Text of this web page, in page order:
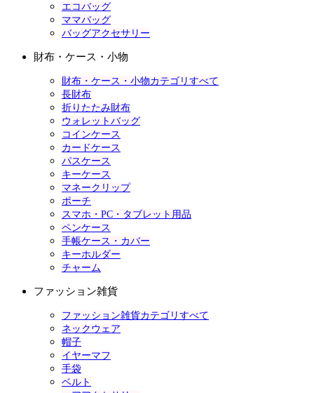
エコバッグ
ママバッグ
バッグアクセサリー
財布・ケース・小物
財布・ケース・小物カテゴリすべて
長財布
折りたたみ財布
ウォレットバッグ
コインケース
カードケース
パスケース
キーケース
マネークリップ
ポーチ
スマホ・PC・タブレット用品
ペンケース
手帳ケース・カバー
キーホルダー
チャーム
ファッション雑貨
ファッション雑貨カテゴリすべて
ネックウェア
帽子
イヤーマフ
手袋
ベルト